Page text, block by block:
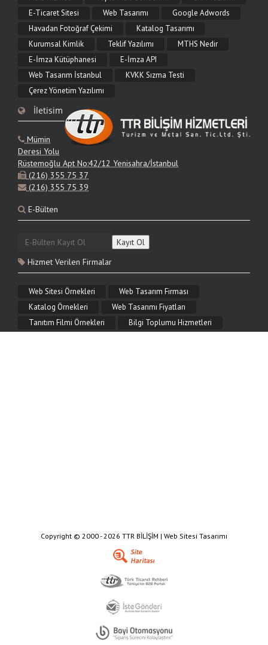
deneyimi, mobil uyum ve SEO açısından web tasarımının tüm aşamalarını TTR
Web Tasarım Fiyatları 2026
2026 web tasarım fiyatları proje türüne göre nasıl değişir? Kurumsal site, e-
ticaret ve özel yazılım maliyet mantığı, fiyatı etkileyen kapsamlar ve teklif alma
adımları.
9.06.2026
Kurumsal web sitesi tasarımı nedir, hangi özellikleri içermelidir? Marka itibarı,
yönetim paneli, mobil uyum ve SEO odaklı kurumsal site çözümleri TTR Bilişim'de.
9.06.2026
Mobil uyumlu (responsive) web tasarım nedir, neden önemlidir? Telefon ve tablette
kusursuz görünen, hızlı ve SEO dostu mobil web tasarım çözümleri TTR Bilişim'de.
E-Ticaret Sitesi
Web Tasarımı
Google Adwords
Havadan Fotoğraf Çekimi
Katalog Tasarımı
Kurumsal Kimlik
Teklif Yazılımı
MTHS Nedir
E-İmza Kütüphanesi
E-İmza API
Web Tasarım İstanbul
KVKK Sızma Testi
Çerez Yönetim Yazılımı
İletisim
Mümin
Deresi Yolu
Rüstemoğlu Apt No:42/12 Yenisahra/İstanbul
(216) 355 75 37
(216) 355 75 39
E-Bülten
Hizmet Verilen Firmalar
Web Sitesi Örnekleri
Web Tasarım Firması
Katalog Örnekleri
Web Tasarımı Fiyatları
Tanıtım Filmi Örnekleri
Bilgi Toplumu Hizmetleri
Copyright © 2000 - 2026 TTR BİLİŞİM | Web Sitesi Tasarımı